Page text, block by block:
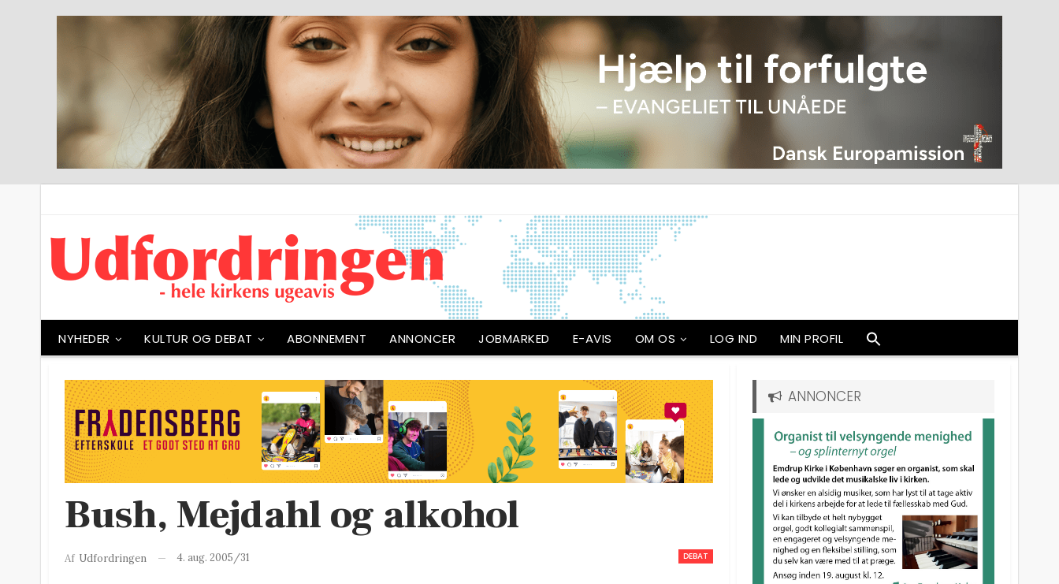
NYHEDER KULTUR OG DEBAT ABONNEMENT ANNONCER JOBMARKED E-AVIS OM OS LOG IND MIN PROFIL
Bush, Mejdahl og alkohol
DEBAT
Af Udfordringen 4. aug. 2005/31
ANNONCER